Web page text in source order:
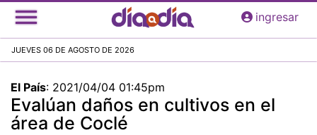
Pasar
al
principal
ingresar
JUEVES 06 DE AGOSTO DE 2026
El País: 2021/04/04 01:45pm
Evalúan daños en cultivos en el
área de Coclé